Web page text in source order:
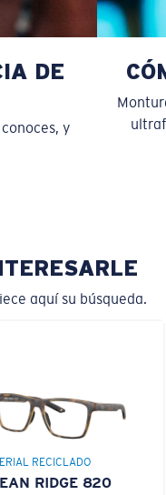
DE
y
aquí su búsqueda.
RECICLADO
RIDGE 820